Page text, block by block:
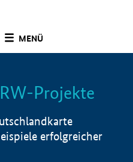
MENÜ
Info
Projekte
erfolgreicher